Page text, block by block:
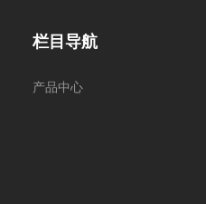
栏目导航
产品中心